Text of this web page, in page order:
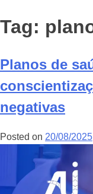
Tag:
Planos de
negativas
Posted on 20/08/2025